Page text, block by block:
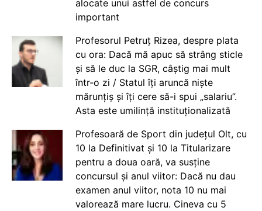
alocate unui astfel de concurs
important
Profesorul Petruț Rizea, despre plata
cu ora: Dacă mă apuc să strâng sticle
și să le duc la SGR, câștig mai mult
într-o zi / Statul îți aruncă niște
mărunțiș și îți cere să-i spui „salariu”.
Asta este umilință instituționalizată
Profesoară de Sport din județul Olt, cu
10 la Definitivat și 10 la Titularizare
pentru a doua oară, va susține
concursul și anul viitor: Dacă nu dau
examen anul viitor, nota 10 nu mai
valorează mare lucru. Cineva cu 5